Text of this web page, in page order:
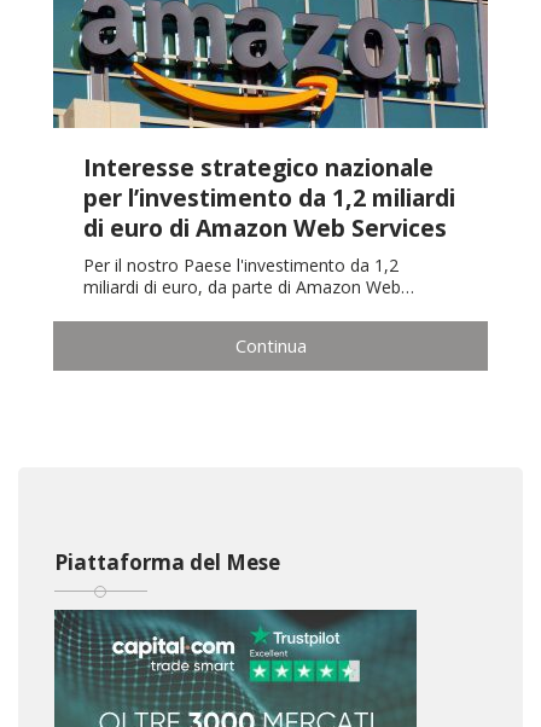
Interesse strategico nazionale
per l’investimento da 1,2 miliardi
di euro di Amazon Web Services
Per il nostro Paese l'investimento da 1,2
miliardi di euro, da parte di Amazon Web…
Continua
Piattaforma del Mese